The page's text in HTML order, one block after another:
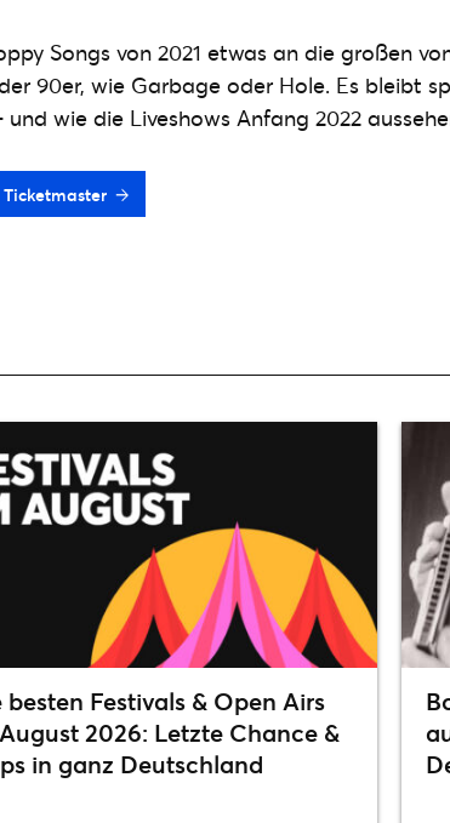
Songs von 2021 etwas an die großen
90er, wie Garbage oder Hole. Es bleibt
wie die Liveshows Anfang 2022
besten Festivals & Open Airs
2026: Letzte Chance &
in ganz Deutschland